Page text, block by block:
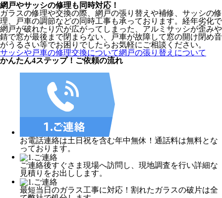
網戸やサッシの修理も同時対応！
ガラスの修理や交換の際、網戸の張り替えや補修、サッシの修
理、戸車の調節などの同時工事も承っております。経年劣化で
網戸が破れたり穴が広がってしまった、アルミサッシが歪みや
錆で窓が最後まで閉まらない、戸車が故障して窓の開け閉め音
がうるさい等でお困りでしたらお気軽にご相談ください。
サッシや戸車の修理交換について網戸の張り替えについて
かんたん4ステップ！ ご依頼の流れ
お電話連絡は土日祝を含む年中無休！通話料は無料とな
っております。
ご連絡後すぐさま現場へ訪問し、現地調査を行い詳細な
見積りをお出しします。
最短当日のガラス工事に対応！割れたガラスの破片は全